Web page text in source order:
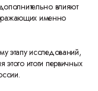
влияют
именно
этапу исследований,
итоги первичных